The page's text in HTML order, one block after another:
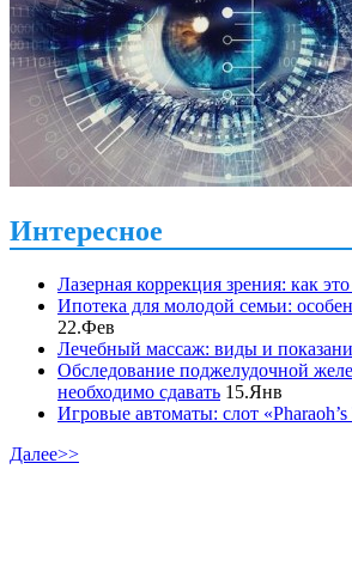
Интересное
Лазерная коррекция зрения: как это
Ипотека для молодой семьи:
22.Фев
Лечебный массаж: виды и
Обследование поджелудочной
необходимо сдавать 15.Янв
Игровые автоматы: слот «Pharaoh’s
Далее>>